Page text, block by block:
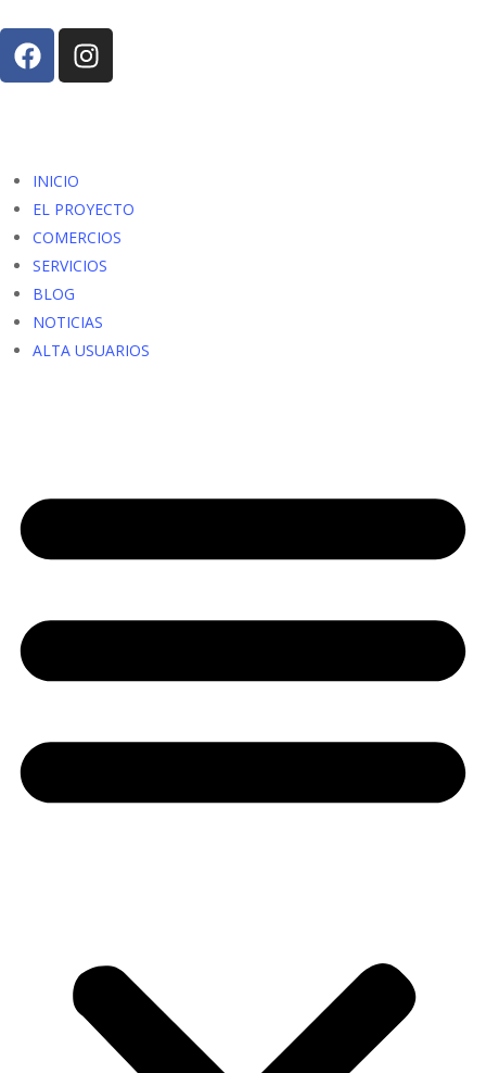
INICIO
EL PROYECTO
COMERCIOS
SERVICIOS
BLOG
NOTICIAS
ALTA USUARIOS